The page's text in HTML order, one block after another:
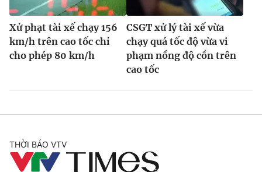
Xử phạt tài xế chạy 156
km/h trên cao tốc chỉ
cho phép 80 km/h
CSGT xử lý tài xế vừa
chạy quá tốc độ vừa vi
phạm nồng độ cồn trên
cao tốc
THỜI BÁO VTV